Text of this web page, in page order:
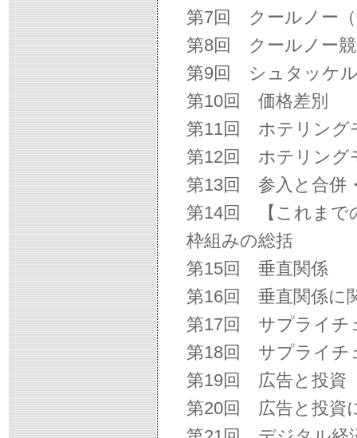
第7回 クールノー（
第8回 クールノー
第9回 シュタッケ
第10回 価格差別
第11回 ホテリング
第12回 ホテリング
第13回 参入と合併
第14回 【これまで
枠組みの総括
第15回 垂直関係
第16回 垂直関係に
第17回 サプライチ
第18回 サプライチ
第19回 広告と投資
第20回 広告と投資